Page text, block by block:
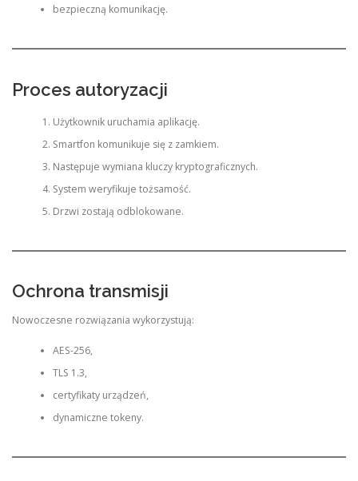
bezpieczną komunikację.
Proces autoryzacji
Użytkownik uruchamia aplikację.
Smartfon komunikuje się z zamkiem.
Następuje wymiana kluczy kryptograficznych.
System weryfikuje tożsamość.
Drzwi zostają odblokowane.
Ochrona transmisji
Nowoczesne rozwiązania wykorzystują:
AES-256,
TLS 1.3,
certyfikaty urządzeń,
dynamiczne tokeny.